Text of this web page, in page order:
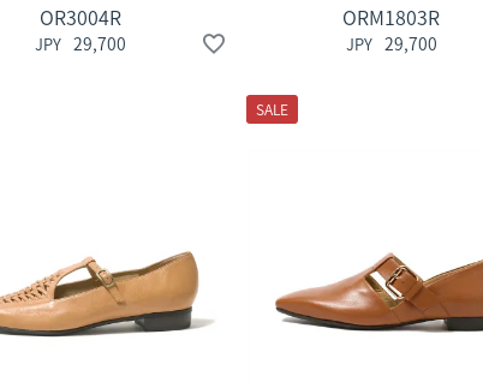
OR3004R
29,700
ORM1803R
29,700
SALE